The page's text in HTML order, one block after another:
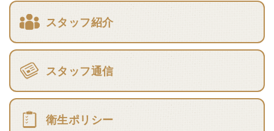
スタッフ紹介
スタッフ通信
衛生ポリシー